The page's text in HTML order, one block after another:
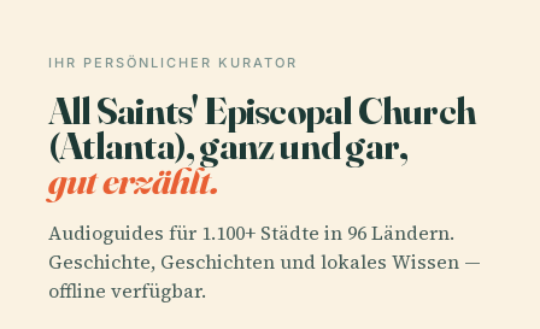
IHR PERSÖNLICHER KURATOR
All Saints' Episcopal Church
(Atlanta), ganz und gar,
gut erzählt.
Audioguides für 1.100+ Städte in 96 Ländern.
Geschichte, Geschichten und lokales Wissen —
offline verfügbar.